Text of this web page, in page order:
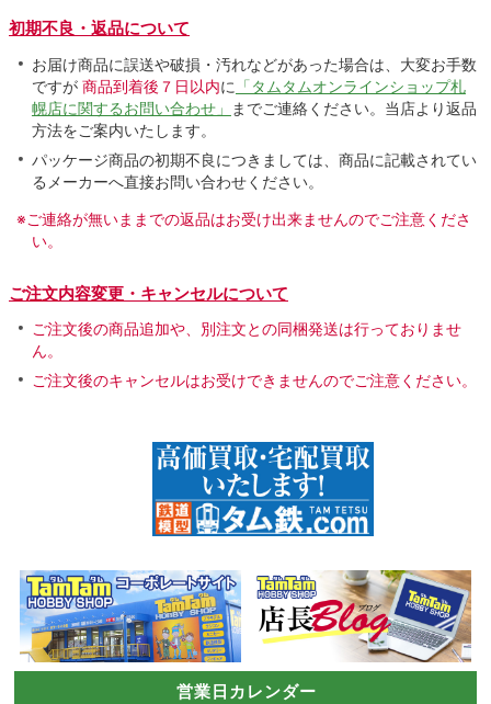
初期不良・返品について
お届け商品に誤送や破損・汚れなどがあった場合は、大変お手数
ですが 商品到着後７日以内に 「タムタムオンラインショップ札
幌店に関するお問い合わせ」
までご連絡ください。当店より返品
方法をご案内いたします。
パッケージ商品の初期不良につきましては、商品に記載されてい
るメーカーへ直接お問い合わせください。
※ご連絡が無いままでの返品はお受け出来ませんのでご注意くださ
い。
ご注文内容変更・キャンセルについて
ご注文後の商品追加や、別注文との同梱発送は行っておりませ
ん。
ご注文後のキャンセルはお受けできませんのでご注意ください。
営業日カレンダー